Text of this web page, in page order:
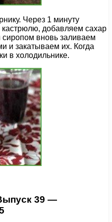
Через 1 минуту
добавляем сахар
вновь заливаем
и закатываем их. Когда
в холодильнике.
39 —